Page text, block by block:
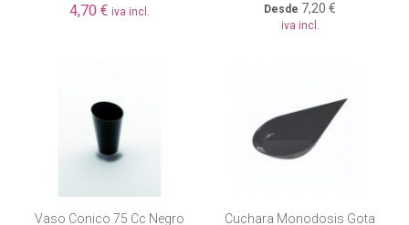
4,70 € iva incl. Desde 7,20 €
iva incl.
Vaso Conico 75 Cc Negro Cuchara Monodosis Gota